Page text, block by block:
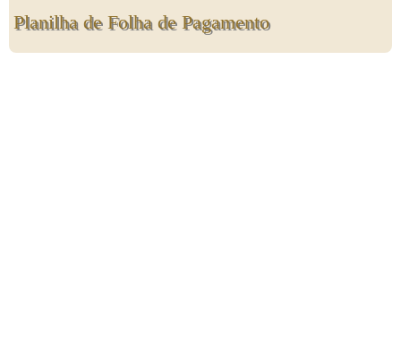
Planilha de Folha de Pagamento